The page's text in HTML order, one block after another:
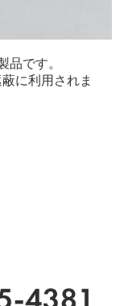
品です。
に利用されま